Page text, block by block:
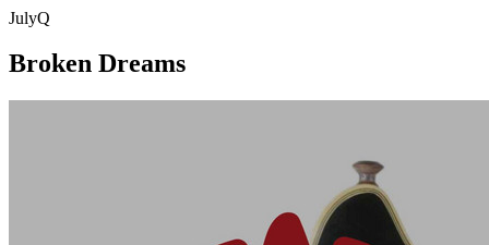
JulyQ
Broken Dreams